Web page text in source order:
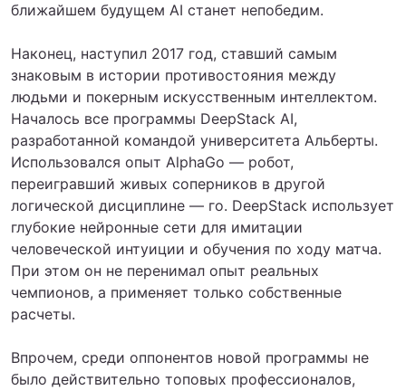
ближайшем будущем AI станет непобедим.
Наконец, наступил 2017 год, ставший самым
знаковым в истории противостояния между
людьми и покерным искусственным интеллектом.
Началось все программы DeepStack AI,
разработанной командой университета Альберты.
Использовался опыт AlphaGo — робот,
переигравший живых соперников в другой
логической дисциплине — го. DeepStack использует
глубокие нейронные сети для имитации
человеческой интуиции и обучения по ходу матча.
При этом он не перенимал опыт реальных
чемпионов, а применяет только собственные
расчеты.
Впрочем, среди оппонентов новой программы не
было действительно топовых профессионалов,